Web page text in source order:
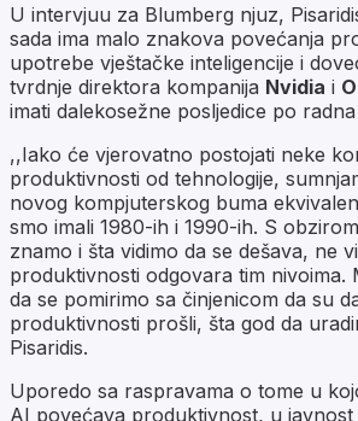
U intervjuu za Blumberg njuz,
sada ima malo znakova povećanja
upotrebe vještačke inteligencije i
tvrdnje direktora kompanija Nvidia i
imati dalekosežne posljedice po radna
,,Iako će vjerovatno postojati neke
produktivnosti od tehnologije,
novog kompjuterskog buma
smo imali 1980-ih i 1990-ih. S
znamo i šta vidimo da se dešava, ne
produktivnosti odgovara tim nivoima.
da se pomirimo sa činjenicom da su
produktivnosti prošli, šta god da
Pisaridis.
Uporedo sa raspravama o tome u
AI povećava produktivnost, u javnost